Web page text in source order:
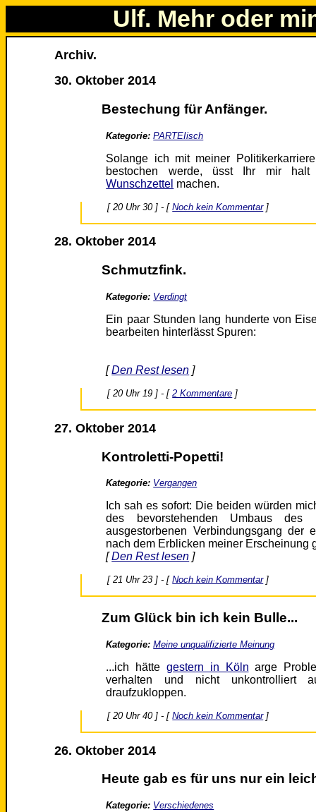
Ulf. Mehr oder
Archiv.
30. Oktober 2014
Bestechung für Anfänger.
Kategorie: PARTEIisch
Solange ich mit meiner
bestochen werde, üsst Ihr mir
Wunschzettel machen.
[ 20 Uhr 30 ] - [Noch kein Kommentar]
28. Oktober 2014
Schmutzfink.
Kategorie: Verdingt
Ein paar Stunden lang hunderte von
bearbeiten hinterlässt Spuren:
[Den Rest lesen ]
[ 20 Uhr 19 ] - [2 Kommentare ]
27. Oktober 2014
Kontroletti-Popetti!
Kategorie: Vergangen
Ich sah es sofort: Die beiden würden
des bevorstehenden Umbaus des
ausgestorbenen Verbindungsgang der
nach dem Erblicken meiner Erscheinung
[Den Rest lesen ]
[ 21 Uhr 23 ] - [Noch kein Kommentar]
Zum Glück bin ich kein Bulle...
Kategorie: Meine unqualifizierte Meinung
...ich hätte gestern in Köln arge
verhalten und nicht
draufzukloppen.
[ 20 Uhr 40 ] - [Noch kein Kommentar]
26. Oktober 2014
Heute gab es für uns nur ein
Kategorie: Verschiedenes